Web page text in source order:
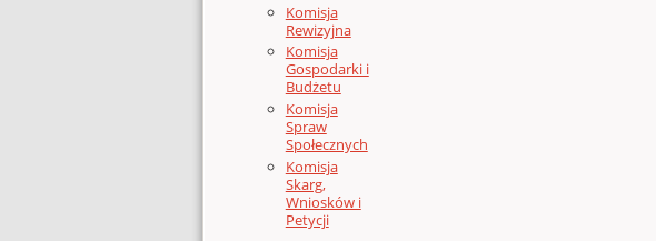
Komisja
Rewizyjna
Komisja
Gospodarki i
Budżetu
Komisja
Spraw
Społecznych
Komisja
Skarg,
Wniosków i
Petycji